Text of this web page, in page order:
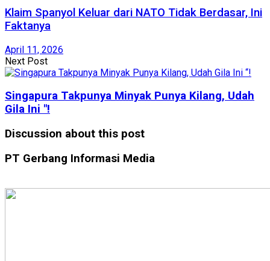
Klaim Spanyol Keluar dari NATO Tidak Berdasar, Ini
Faktanya
April 11, 2026
Next Post
Singapura Takpunya Minyak Punya Kilang, Udah
Gila Ini "!
Discussion about this post
PT Gerbang Informasi Media